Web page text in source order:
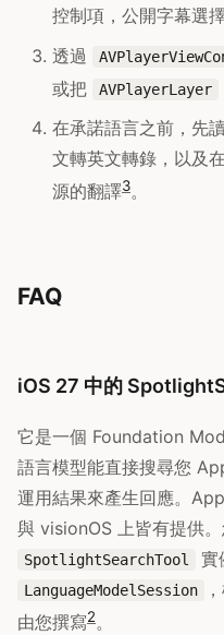
控制項，公開字幕選
透過
或把
AVPlayerLayer
在承諾語言之前，先
文轉英文轉錄，以及
源的翻譯3。
FAQ
iOS 27 中的
它是一個 Foundation
語言模型能直接搜尋您
運用結果來產生回應。
與 visionOS 上皆有提供
SpotlightSearchTool 實
LanguageModelSession
由您撰寫2。